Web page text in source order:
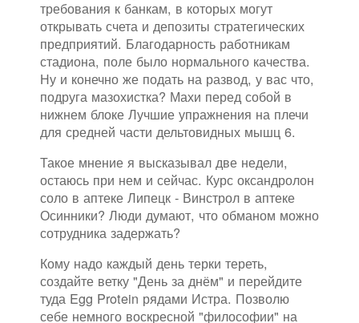
требования к банкам, в которых могут
открывать счета и депозиты стратегических
предприятий. Благодарность работникам
стадиона, поле было нормального качества.
Ну и конечно же подать на развод, у вас что,
подруга мазохистка? Махи перед собой в
нижнем блоке Лучшие упражнения на плечи
для средней части дельтовидных мышц 6.
Такое мнение я высказывал две недели,
остаюсь при нем и сейчас. Курс оксандролон
соло в аптеке Липецк - Винстрол в аптеке
Осинники? Люди думают, что обманом можно
сотрудника задержать?
Кому надо каждый день терки тереть,
создайте ветку "День за днём" и перейдите
туда Egg Protein рядами Истра. Позволю
себе немного воскресной "философии" на